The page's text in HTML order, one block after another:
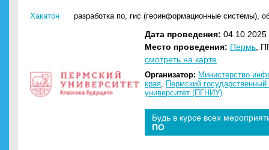
Хакатон разработка по, гис (геоинформационные системы),
Дата проведения:
Место проведения: Пермь ,
смотреть на карте
Организатор: Министерство
края, Пермский
университет (ПГНИУ)
Будь в курсе всех
ПО